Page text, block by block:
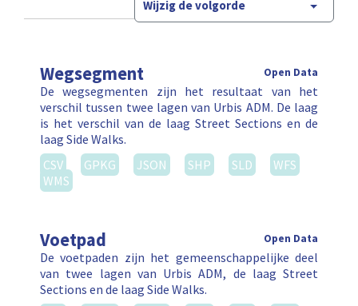
Wijzig de volgorde
Wegsegment Open Data
De wegsegmenten zijn het resultaat van het
verschil tussen twee lagen van Urbis ADM. De laag
is het verschil van de laag Street Sections en de
laag Side Walks.
CSV
GPKG JSON SHP SLD
WFS
WMS
Voetpad Open Data
De voetpaden zijn het gemeenschappelijke deel
van twee lagen van Urbis ADM, de laag Street
Sections en de laag Side Walks.